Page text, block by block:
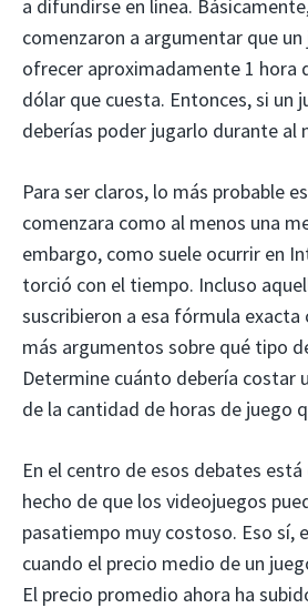
a difundirse en línea.
comenzaron a argumentar que
ofrecer aproximadamente 1 hora
dólar que cuesta. Entonces, si un
deberías poder jugarlo durante al
Para ser claros, lo más probable
comenzara como al menos una
embargo, como suele ocurrir en
torció con el tiempo. Incluso
suscribieron a esa fórmula
más argumentos sobre qué tipo
Determine cuánto debería costar
de la cantidad de horas de juego
En el centro de esos debates
hecho de que los videojuegos
pasatiempo muy costoso. Eso sí,
cuando el precio medio de un
El precio promedio ahora ha